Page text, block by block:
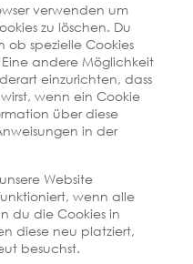
verwenden um
zu löschen. Du
ob spezielle Cookies
andere Möglichkeit
einzurichten, dass
wenn ein Cookie
über diese
in der
Website
wenn alle
du die Cookies in
diese neu platziert,
besuchst.